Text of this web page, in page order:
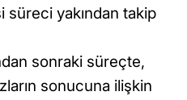
yakından takip
sonraki süreçte,
sonucuna ilişkin